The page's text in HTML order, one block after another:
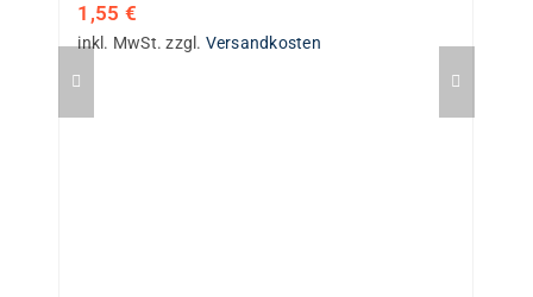
1,55 €
inkl. MwSt. zzgl. Versandkosten